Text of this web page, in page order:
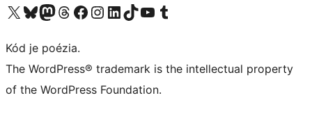
Navštívte náš účet na X (predtým Twitter)
Navštívte náš účet na platforme Bluesky
Navštívte náš účet na Mastodone
Navštívte náš účet na platforme Threads
Navštívte našu stránku na Facebooku
Navštívte náš účet Instagram
Navštívte náš účet LinkedIn
Navštívte náš účet na platforme TikTok
Navštívte náš kanál YouTube
Navštívte náš účet na platforme Tumblr
Kód je poézia.
The WordPress® trademark is the intellectual property
of the WordPress Foundation.